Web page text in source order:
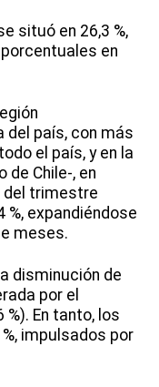
situó en 26,3 %,
en
del país, con más
el país, y en la
de Chile-, en
del trimestre
expandiéndose
meses.
disminución de
por el
En tanto, los
impulsados por